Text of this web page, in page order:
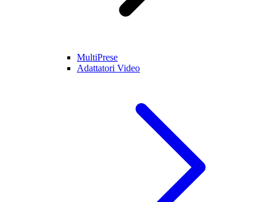
MultiPrese
Adattatori Video